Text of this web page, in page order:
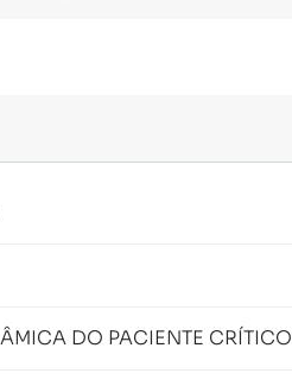
DO PACIENTE CRÍTICO